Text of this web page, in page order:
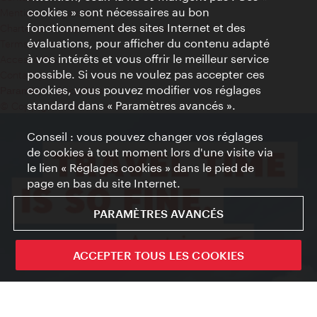
Mentions obligatoires
Charte sur le respect de la vie privée
Terms of Use
Accessibilité
Contact presse
Paramètres de cookies
© Copyright WienTourismus
cookies » sont nécessaires au bon
fonctionnement des sites Internet et des
évaluations, pour afficher du contenu adapté
à vos intérêts et vous offrir le meilleur service
possible. Si vous ne voulez pas accepter ces
cookies, vous pouvez modifier vos réglages
standard dans « Paramètres avancés ».
Conseil : vous pouvez changer vos réglages
de cookies à tout moment lors d'une visite via
le lien « Réglages cookies » dans le pied de
page en bas du site Internet.
PARAMÈTRES AVANCÉS
ACCEPTER TOUS LES COOKIES